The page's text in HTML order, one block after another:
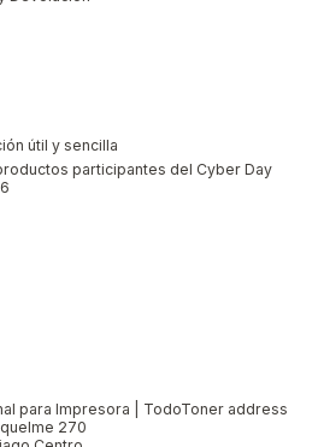
útil y sencilla
participantes del Cyber Day
para Impresora | TodoToner address
270